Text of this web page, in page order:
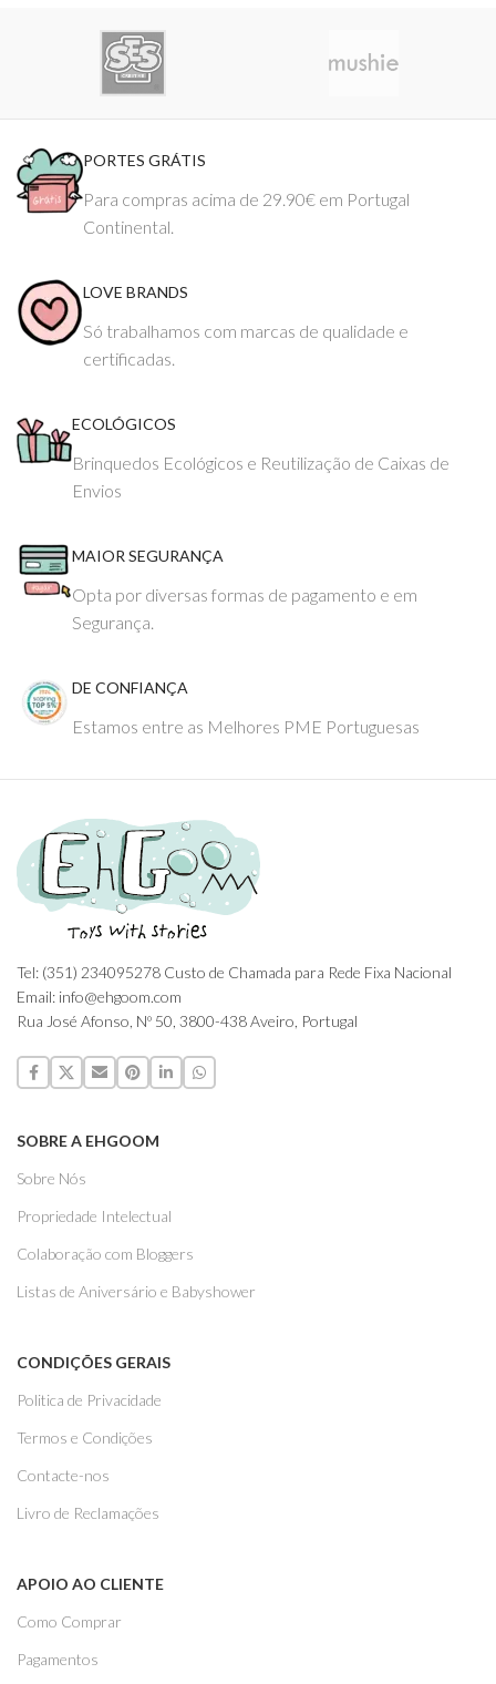
PORTES GRÁTIS
Para compras acima de 29.90€ em Portugal
Continental.
LOVE BRANDS
Só trabalhamos com marcas de qualidade e
certificadas.
ECOLÓGICOS
Brinquedos Ecológicos e Reutilização de Caixas de
Envios
MAIOR SEGURANÇA
Opta por diversas formas de pagamento e em
Segurança.
DE CONFIANÇA
Estamos entre as Melhores PME Portuguesas
Tel: (351) 234095278 Custo de Chamada para Rede Fixa Nacional
Email: info@ehgoom.com
Rua José Afonso, Nº 50, 3800-438 Aveiro, Portugal
SOBRE A EHGOOM
Sobre Nós
Propriedade Intelectual
Colaboração com Bloggers
Listas de Aniversário e Babyshower
CONDIÇÕES GERAIS
Politica de Privacidade
Termos e Condições
Contacte-nos
Livro de Reclamações
APOIO AO CLIENTE
Como Comprar
Pagamentos